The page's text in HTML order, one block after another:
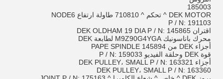
185003
DEK MOTOR ^ تحكم ^ 710810 طاولة ارتفاع NODE6
P / N: 191103
اقتران DEK OLDHAM 19 DIA P / N: 145865
محرك باناسونيك M9Z90G4YGA لطابعة DEK
أجزاء DEK من PAPE SPINDLE 145894
قوة DEK وحلقة الفيديو P / N: 159033
أجزاء DEK PULLEY، SMALL P / N: 163321
DEK PULLEY، SMALL P / N: 163360